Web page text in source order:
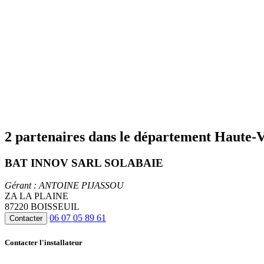
2 partenaires dans le département Haute-
BAT INNOV SARL SOLABAIE
Gérant : ANTOINE PIJASSOU
ZA LA PLAINE
87220 BOISSEUIL
Contacter 06 07 05 89 61
Contacter l'installateur